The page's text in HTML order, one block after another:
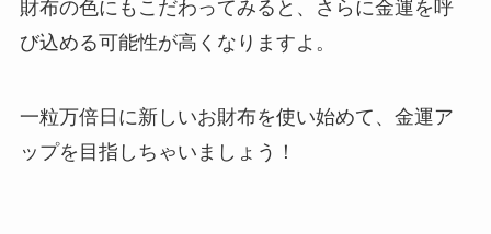
財布の色にもこだわってみると、さらに金運を呼
び込める可能性が高くなりますよ。
一粒万倍日に新しいお財布を使い始めて、金運ア
ップを目指しちゃいましょう！